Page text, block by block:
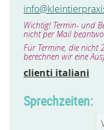
Wichtig! Termin- und
nicht per Mail
Für Termine, die nicht
berechnen wir eine
clienti italiani
Sprechzeiten: